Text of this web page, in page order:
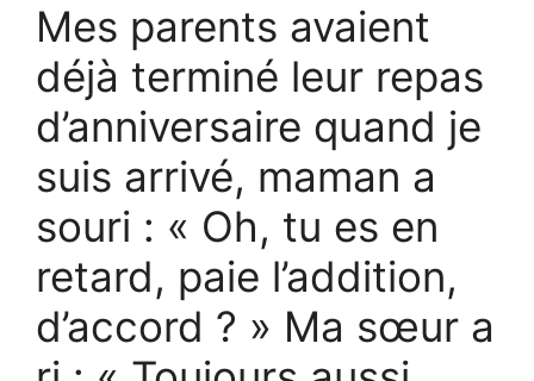
Mes parents avaient
déjà terminé leur repas
d’anniversaire quand je
suis arrivé, maman a
souri : « Oh, tu es en
retard, paie l’addition,
d’accord ? » Ma sœur a